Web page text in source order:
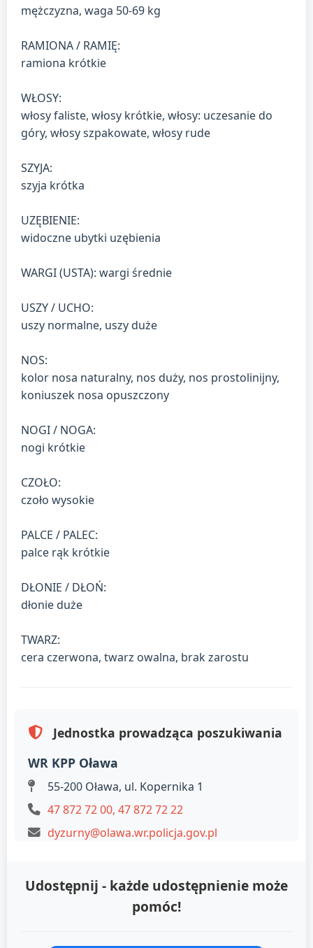
mężczyzna, waga 50-69 kg
RAMIONA / RAMIĘ:
ramiona krótkie
WŁOSY:
włosy faliste, włosy krótkie, włosy: uczesanie do
góry, włosy szpakowate, włosy rude
SZYJA:
szyja krótka
UZĘBIENIE:
widoczne ubytki uzębienia
WARGI (USTA): wargi średnie
USZY / UCHO:
uszy normalne, uszy duże
NOS:
kolor nosa naturalny, nos duży, nos prostolinijny,
koniuszek nosa opuszczony
NOGI / NOGA:
nogi krótkie
CZOŁO:
czoło wysokie
PALCE / PALEC:
palce rąk krótkie
DŁONIE / DŁOŃ:
dłonie duże
TWARZ:
cera czerwona, twarz owalna, brak zarostu
Jednostka prowadząca poszukiwania
WR KPP Oława
55-200 Oława, ul. Kopernika 1
47 872 72 00, 47 872 72 22
dyzurny@olawa.wr.policja.gov.pl
Udostępnij - każde udostępnienie może
pomóc!